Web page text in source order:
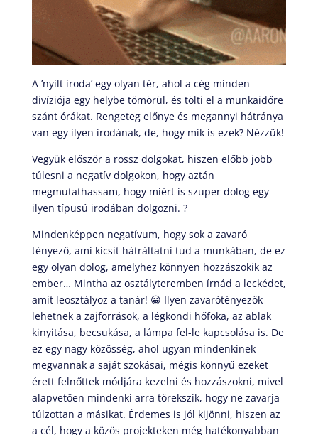
A ’nyílt iroda’ egy olyan tér, ahol a cég minden
divíziója egy helybe tömörül, és tölti el a munkaidőre
szánt órákat. Rengeteg előnye és megannyi hátránya
van egy ilyen irodának, de, hogy mik is ezek? Nézzük!
Vegyük először a rossz dolgokat, hiszen előbb jobb
túlesni a negatív dolgokon, hogy aztán
megmutathassam, hogy miért is szuper dolog egy
ilyen típusú irodában dolgozni. ?
Mindenképpen negatívum, hogy sok a zavaró
tényező, ami kicsit hátráltatni tud a munkában, de ez
egy olyan dolog, amelyhez könnyen hozzászokik az
ember… Mintha az osztályteremben írnád a leckédet,
amit leosztályoz a tanár! 😀 Ilyen zavarótényezők
lehetnek a zajforrások, a légkondi hőfoka, az ablak
kinyitása, becsukása, a lámpa fel-le kapcsolása is. De
ez egy nagy közösség, ahol ugyan mindenkinek
megvannak a saját szokásai, mégis könnyű ezeket
érett felnőttek módjára kezelni és hozzászokni, mivel
alapvetően mindenki arra törekszik, hogy ne zavarja
túlzottan a másikat. Érdemes is jól kijönni, hiszen az
a cél, hogy a közös projekteken még hatékonyabban